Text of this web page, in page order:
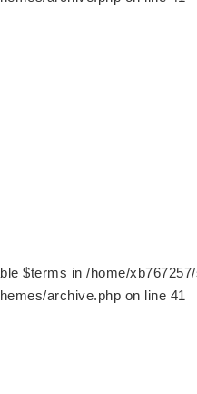
$terms in /home/
archive.php on line 41